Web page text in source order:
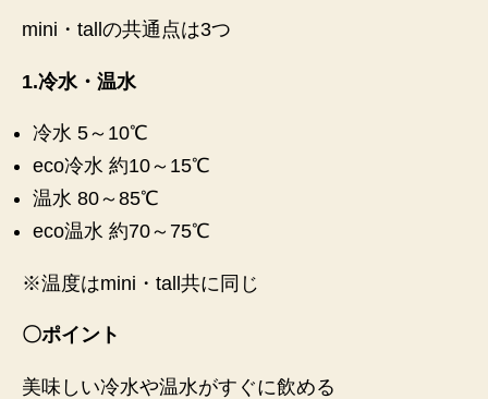
mini・tallの共通点は3つ
1.冷水・温水
冷水 5～10℃
eco冷水 約10～15℃
温水 80～85℃
eco温水 約70～75℃
※温度はmini・tall共に同じ
〇ポイント
美味しい冷水や温水がすぐに飲める